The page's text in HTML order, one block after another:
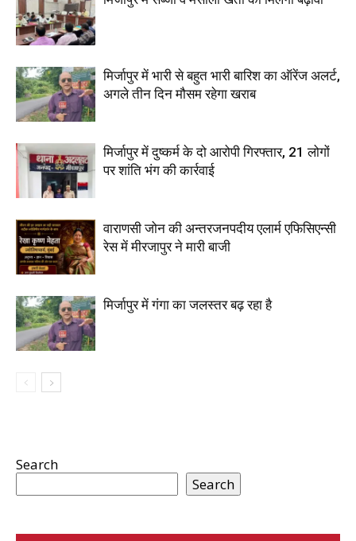
मिर्जापुर में भारी से बहुत भारी बारिश का ऑरेंज अलर्ट,
अगले तीन दिन मौसम रहेगा खराब
मिर्जापुर में दुष्कर्म के दो आरोपी गिरफ्तार, 21 लोगों
पर शांति भंग की कार्रवाई
वाराणसी जोन की अन्तरजनपदीय एलार्म एफिसिएन्सी
रेस में मीरजापुर ने मारी बाजी
मिर्जापुर में गंगा का जलस्तर बढ़ रहा है
Search
Search